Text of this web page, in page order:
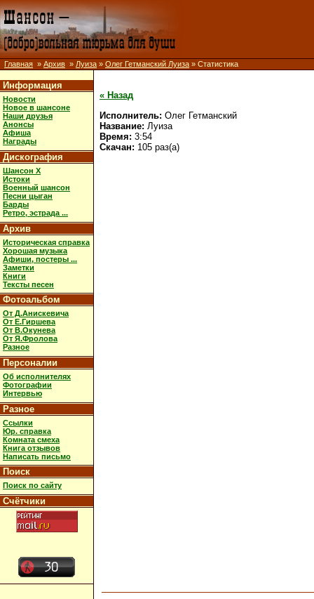
Главная » Архив » Луиза » Олег Гетманский Луиза » Статистика
Информация
Новости
Новое в шансоне
Наши друзья
Анонсы
Афиша
Награды
Дискография
Шансон X
Истоки
Военный шансон
Песни цыган
Барды
Ретро, эстрада ...
Архив
Историческая справка
Хорошая музыка
Афиши, постеры ...
Заметки
Книги
Тексты песен
Фотоальбом
От Д.Анискевича
От Е.Гиршева
От В.Окунева
От Я.Фролова
Разное
Персоналии
Об исполнителях
Фотографии
Интервью
Разное
Ссылки
Юр. справка
Комната смеха
Книга отзывов
Написать письмо
Поиск
Поиск по сайту
Счётчики
« Назад
Исполнитель: Олег Гетманский
Название: Луиза
Время: 3:54
Скачан: 105 раз(а)